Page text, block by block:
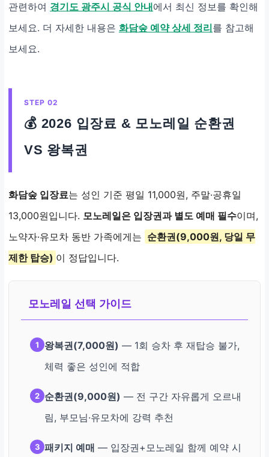
관련하여 경기도 광주시 공식 안내에서 최신 정보를 확인해
보세요. 더 자세한 내용은 화담숲 예약 상세 정리를 참고해
보세요.
STEP 02
💰 2026 입장료 & 모노레일 순환권
VS 왕복권
화담숲 입장료는 성인 기준 평일 11,000원, 주말·공휴일
13,000원입니다. 모노레일은 입장권과 별도 예매 필수이며,
노약자·유모차 동반 가족에게는 순환권(9,000원, 당일 무
제한 탑승) 이 정답입니다.
모노레일 선택 가이드
1 왕복권(7,000원) — 1회 승차 후 재탑승 불가,
체력 좋은 성인에 적합
2 순환권(9,000원) — 전 구간 자유롭게 오르내
림, 부모님·유모차에 강력 추천
3 패키지 예매 — 입장권+모노레일 함께 예약 시